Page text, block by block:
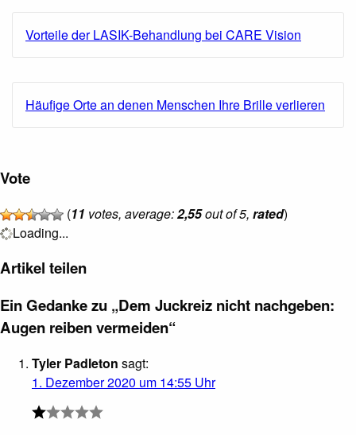
Vorteile der LASIK-Behandlung bei CARE Vision
Häufige Orte an denen Menschen Ihre Brille verlieren
Vote
(11 votes, average:2,55out of 5, rated)
Loading...
Artikel teilen
Ein Gedanke zu „Dem Juckreiz nicht nachgeben:
Augen reiben vermeiden“
Tyler Padleton sagt:
1. Dezember 2020 um 14:55 Uhr